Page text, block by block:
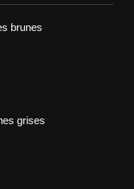
brunes
grises